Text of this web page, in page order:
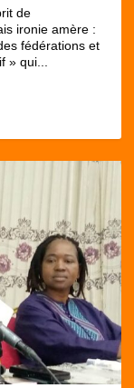
de
ironie amère :
fédérations et
» qui...